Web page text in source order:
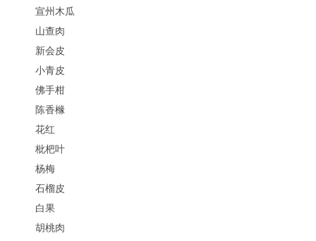
宣州木瓜
山查肉
新会皮
小青皮
佛手柑
陈香橼
花红
枇杷叶
杨梅
石榴皮
白果
胡桃肉